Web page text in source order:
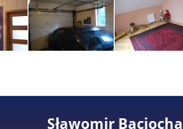
Sławomir Baciocha